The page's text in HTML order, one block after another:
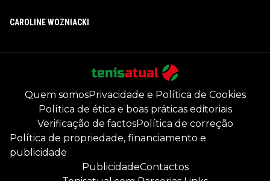
CAROLINE WOZNIACKI
Quem somosPrivacidade e Política de Cookies
Política de ética e boas práticas editoriais
Verificação de factosPolítica de correção
Política de propriedade, financiamento e
publicidade
PublicidadeContactos